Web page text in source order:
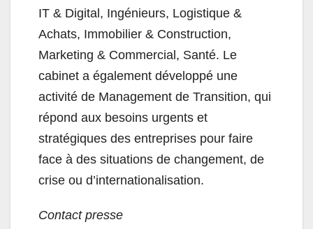
IT & Digital, Ingénieurs, Logistique &
Achats, Immobilier & Construction,
Marketing & Commercial, Santé. Le
cabinet a également développé une
activité de Management de Transition, qui
répond aux besoins urgents et
stratégiques des entreprises pour faire
face à des situations de changement, de
crise ou d’internationalisation.
Contact presse